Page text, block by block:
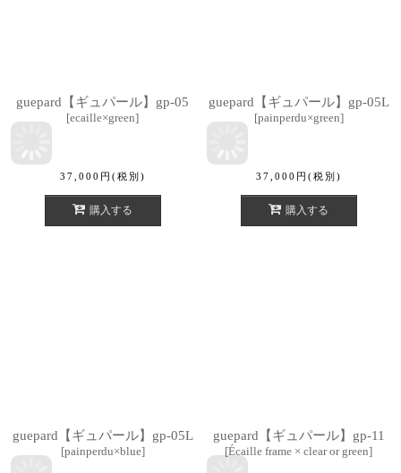
guepard【ギュパール】gp-05
[ecaille×green]
37,000 円 (税別)
購入する
guepard【ギュパール】gp-05L
[painperdu×green]
37,000 円 (税別)
購入する
guepard【ギュパール】gp-05L
[painperdu×blue]
guepard【ギュパール】gp-11
[Écaille frame × clear or green]